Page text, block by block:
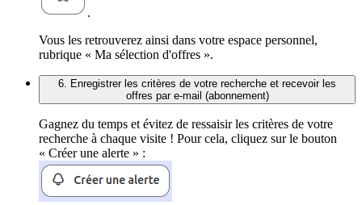
.
Vous les retrouverez ainsi dans votre espace personnel,
rubrique « Ma sélection d'offres ».
6. Enregistrer les critères de votre recherche et recevoir les
offres par e-mail (abonnement)
Gagnez du temps et évitez de ressaisir les critères de votre
recherche à chaque visite ! Pour cela, cliquez sur le bouton
« Créer une alerte » :